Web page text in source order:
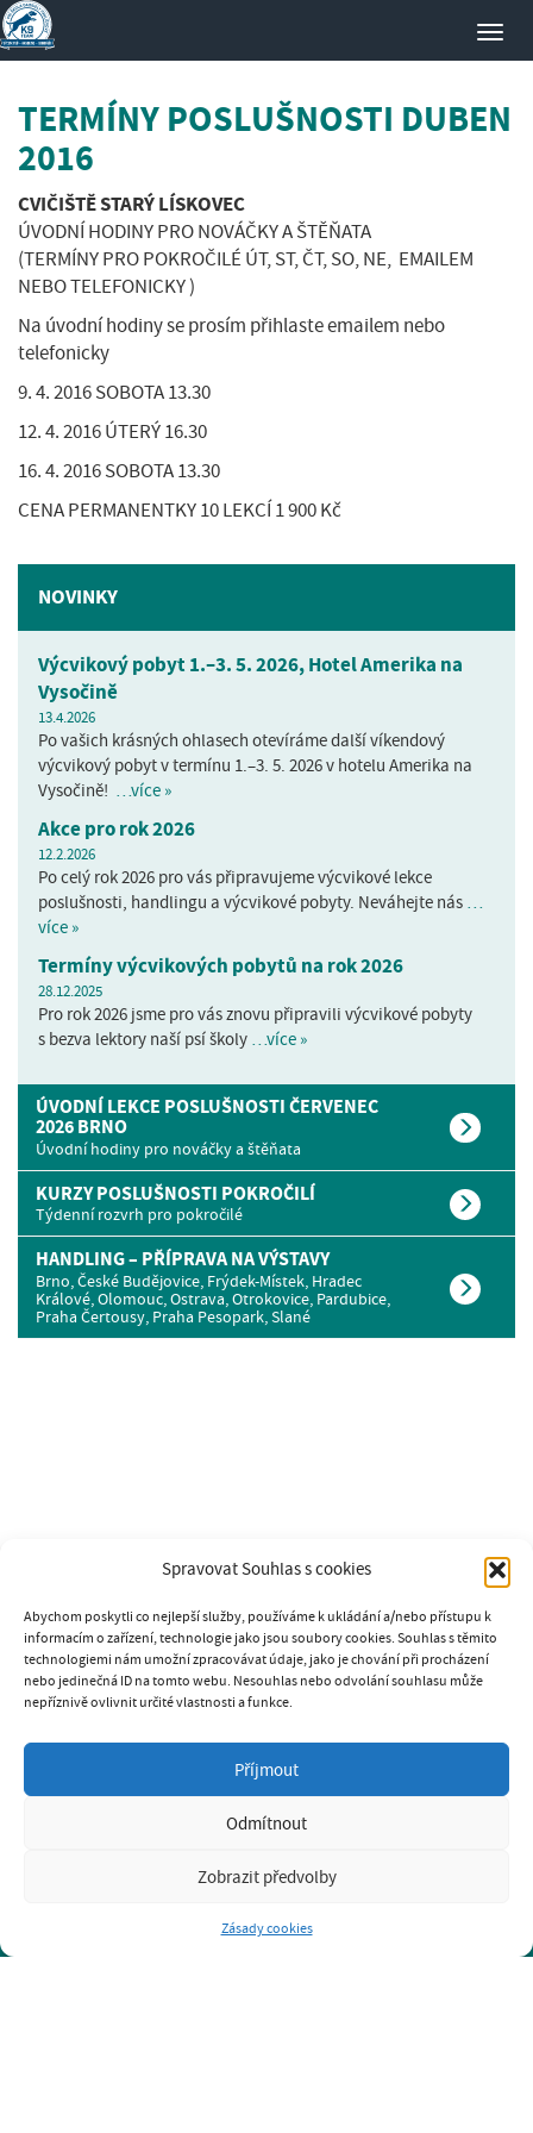
Spravovat Souhlas s cookies
Abychom poskytli co nejlepší služby, používáme k ukládání a/nebo přístupu k
informacím o zařízení, technologie jako jsou soubory cookies. Souhlas s těmito
technologiemi nám umožní zpracovávat údaje, jako je chování při procházení
nebo jedinečná ID na tomto webu. Nesouhlas nebo odvolání souhlasu může
nepříznivě ovlivnit určité vlastnosti a funkce.
Příjmout
Odmítnout
Zobrazit předvolby
Zásady cookies
TERMÍNY POSLUŠNOSTI DUBEN
2016
CVIČIŠTĚ STARÝ LÍSKOVEC
ÚVODNÍ HODINY PRO NOVÁČKY A ŠTĚŇATA
(TERMÍNY PRO POKROČILÉ ÚT, ST, ČT, SO, NE, EMAILEM
NEBO TELEFONICKY )
Na úvodní hodiny se prosím přihlaste emailem nebo
telefonicky
9. 4. 2016 SOBOTA 13.30
12. 4. 2016 ÚTERÝ 16.30
16. 4. 2016 SOBOTA 13.30
CENA PERMANENTKY 10 LEKCÍ 1 900 Kč
NOVINKY
Výcvikový pobyt 1.–3. 5. 2026, Hotel Amerika na
Vysočině
13.4.2026
Po vašich krásných ohlasech otevíráme další víkendový
výcvikový pobyt v termínu 1.–3. 5. 2026 v hotelu Amerika na
Vysočině! …více »
Akce pro rok 2026
12.2.2026
Po celý rok 2026 pro vás připravujeme výcvikové lekce
poslušnosti, handlingu a výcvikové pobyty. Neváhejte nás …
více »
Termíny výcvikových pobytů na rok 2026
28.12.2025
Pro rok 2026 jsme pro vás znovu připravili výcvikové pobyty
s bezva lektory naší psí školy …více »
ÚVODNÍ LEKCE POSLUŠNOSTI ČERVENEC
2026 BRNO
Úvodní hodiny pro nováčky a štěňata
KURZY POSLUŠNOSTI POKROČILÍ
Týdenní rozvrh pro pokročilé
HANDLING – PŘÍPRAVA NA VÝSTAVY
Brno, České Budějovice, Frýdek-Místek, Hradec
Králové, Olomouc, Ostrava, Otrokovice, Pardubice,
Praha Čertousy, Praha Pesopark, Slané
SOUKROMÁ PSÍ ŠKOLA K9
GABRIELA PAVLÍČKOVÁ